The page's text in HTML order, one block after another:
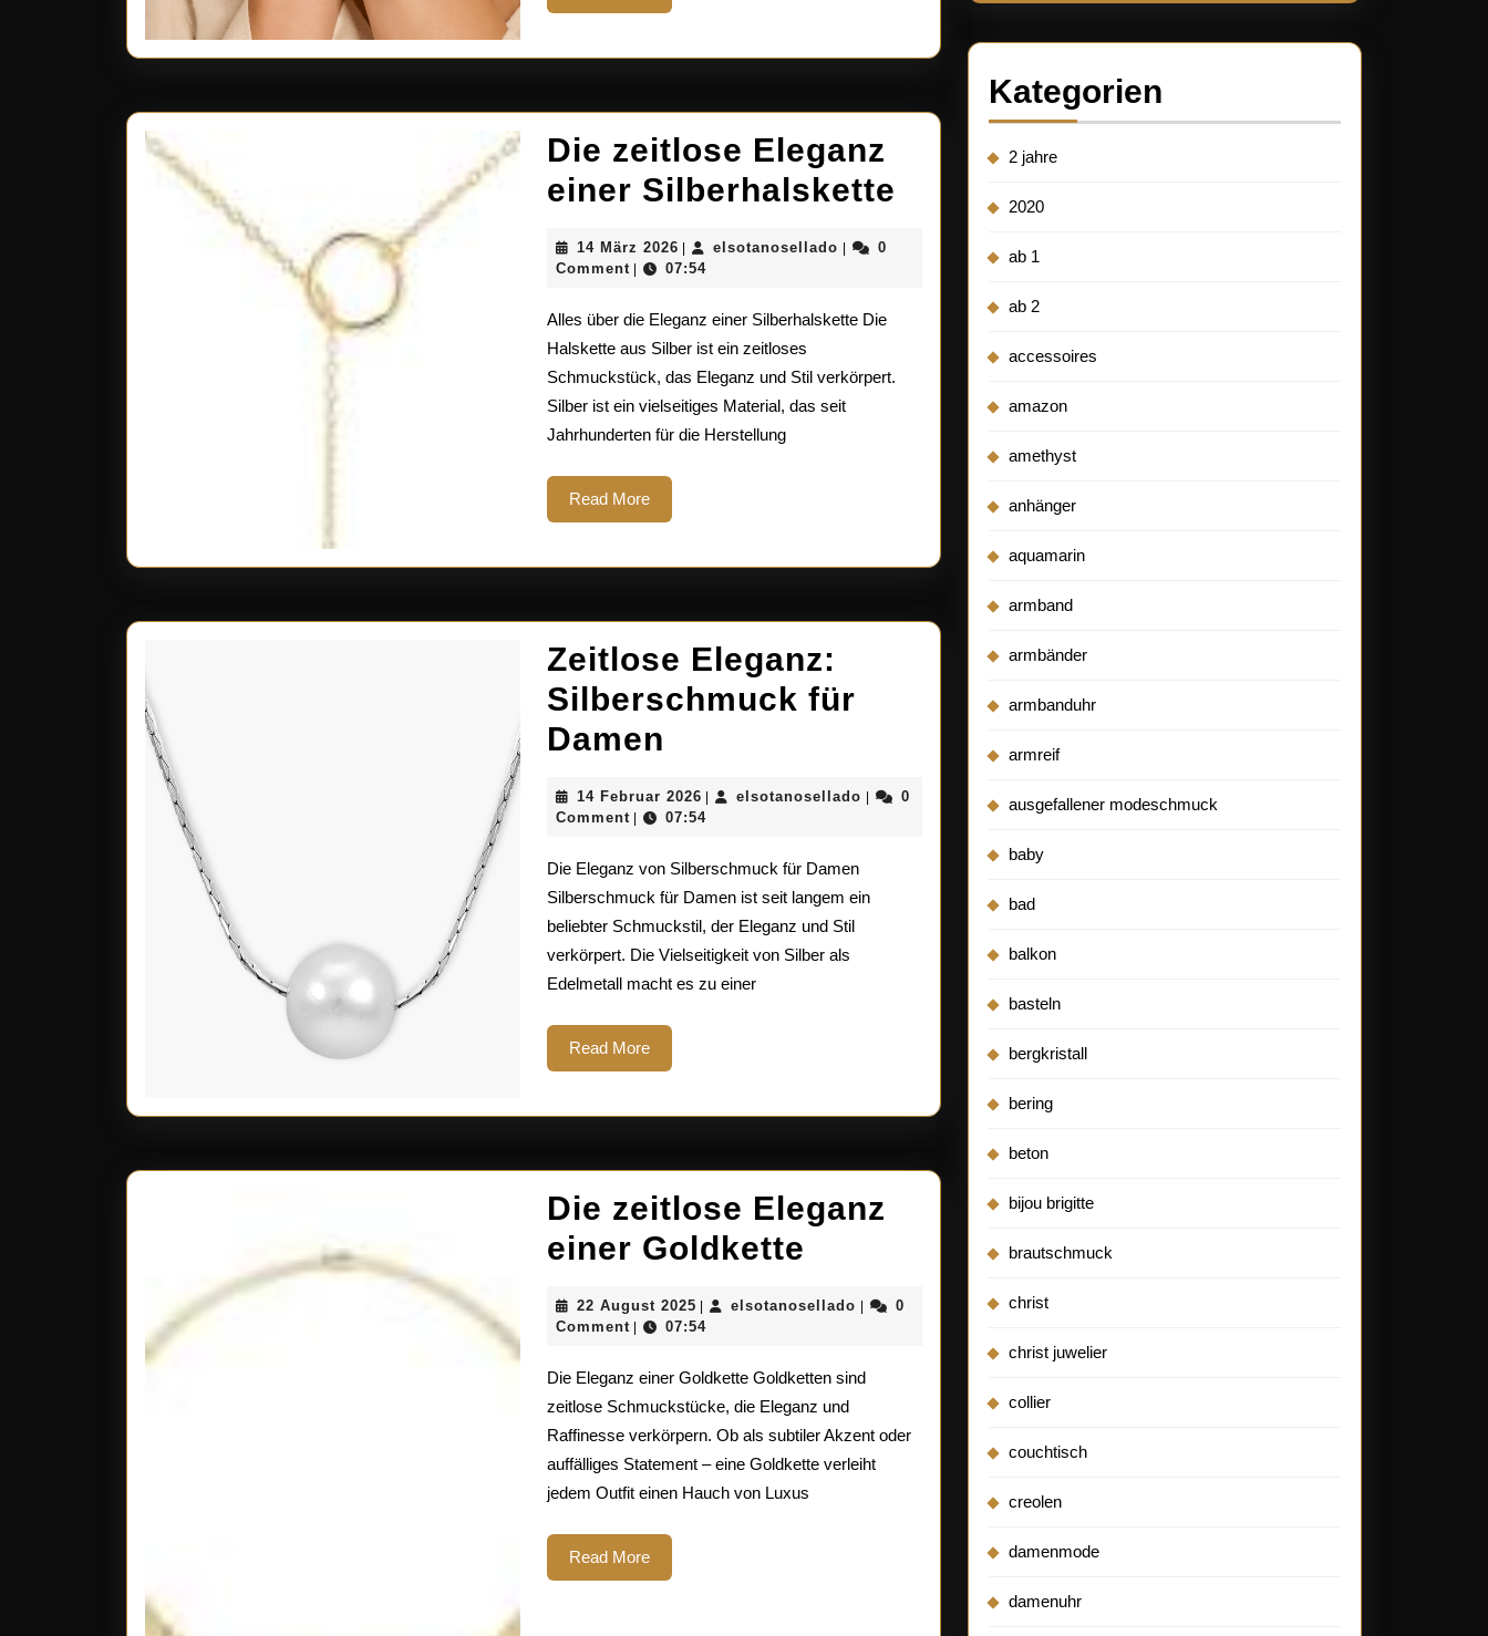
More
Die zeitlose Eleganz
einer Silberhalskette
Eleganz
Silberhalskette
14 März 2026 14
März
elsotanosellado elsotanosellado
0
Comment
07:54
Alles über die Eleganz einer Silberhalskette Die
Halskette aus Silber ist ein zeitloses
Schmuckstück, das Eleganz und Stil verkörpert.
Silber ist ein vielseitiges Material, das seit
Jahrhunderten für die Herstellung
Read MoreRead
More
Zeitlose Eleganz:
Silberschmuck für
Damen
Silberschmuck
für
Damen
14 Februar 2026 14
Februar
elsotanosellado elsotanosellado
0
Comment
07:54
Die Eleganz von Silberschmuck für Damen
Silberschmuck für Damen ist seit langem ein
beliebter Schmuckstil, der Eleganz und Stil
verkörpert. Die Vielseitigkeit von Silber als
Edelmetall macht es zu einer
Read MoreRead
More
Die zeitlose Eleganz
einer Goldkette
Eleganz
einer
Goldkette
22 August 2025 22
August
elsotanosellado elsotanosellado
0
Comment
07:54
Die Eleganz einer Goldkette Goldketten sind
zeitlose Schmuckstücke, die Eleganz und
Raffinesse verkörpern. Ob als subtiler Akzent oder
auffälliges Statement – eine Goldkette verleiht
jedem Outfit einen Hauch von Luxus
Read MoreRead
More
Kategorien
2 jahre
2020
ab 1
ab 2
accessoires
amazon
amethyst
anhänger
aquamarin
armband
armbänder
armbanduhr
armreif
ausgefallener modeschmuck
baby
bad
balkon
basteln
bergkristall
bering
beton
bijou brigitte
brautschmuck
christ
christ juwelier
collier
couchtisch
creolen
damenmode
damenuhr